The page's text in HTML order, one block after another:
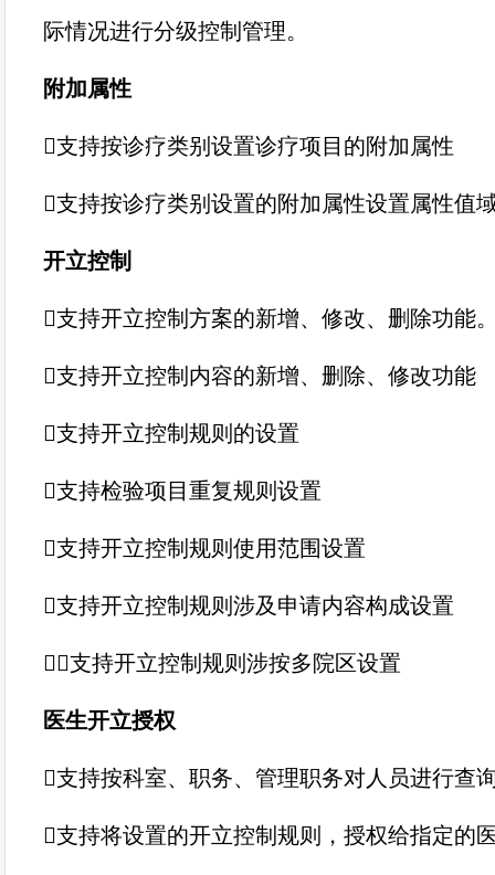
际情况进行分级控制管理。
附加属性
支持按诊疗类别设置诊疗项目的附加属性
支持按诊疗类别设置的附加属性设置属性值
开立控制
支持开立控制方案的新增、修改、删除功能
支持开立控制内容的新增、删除、修改功能
支持开立控制规则的设置
支持检验项目重复规则设置
支持开立控制规则使用范围设置
支持开立控制规则涉及申请内容构成设置
★支持开立控制规则涉按多院区设置
医生开立授权
支持按科室、职务、管理职务对人员进行查
支持将设置的开立控制规则，授权给指定的